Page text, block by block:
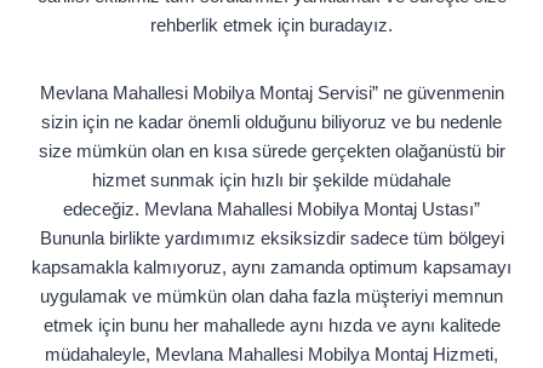
rehberlik etmek için buradayız.
Mevlana Mahallesi Mobilya Montaj Servisi” ne güvenmenin
sizin için ne kadar önemli olduğunu biliyoruz ve bu nedenle
size mümkün olan en kısa sürede gerçekten olağanüstü bir
hizmet sunmak için hızlı bir şekilde müdahale
edeceğiz. Mevlana Mahallesi Mobilya Montaj Ustası”
Bununla birlikte yardımımız eksiksizdir sadece tüm bölgeyi
kapsamakla kalmıyoruz, aynı zamanda optimum kapsamayı
uygulamak ve mümkün olan daha fazla müşteriyi memnun
etmek için bunu her mahallede aynı hızda ve aynı kalitede
müdahaleyle, Mevlana Mahallesi Mobilya Montaj Hizmeti,